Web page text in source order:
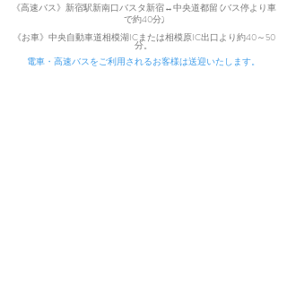
《高速バス》新宿駅新南口バスタ新宿↔中央道都留 (バス停より車
で約40分)
《お車》中央自動車道相模湖ICまたは相模原IC出口より約40～50
分。
電車・高速バスをご利用されるお客様は送迎いたします。